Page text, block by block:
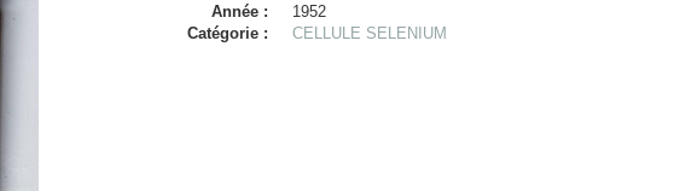
Année :
1952
Catégorie :
CELLULE SELENIUM